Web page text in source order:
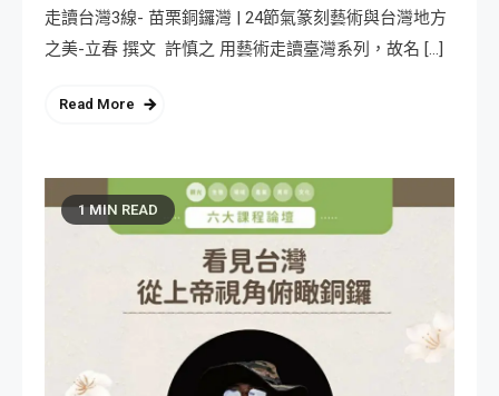
走讀台灣3線- 苗栗銅鑼灣 | 24節氣篆刻藝術與台灣地方
之美-立春 撰文 許慎之 用藝術走讀臺灣系列，故名 […]
Read More
1 MIN READ